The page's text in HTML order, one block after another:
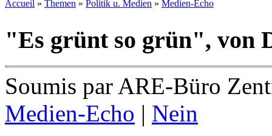
Accueil » Themen » Politik u. Medien » Medien-Echo
"Es grünt so grün", von
Soumis par ARE-Büro
Medien-Echo | Nein